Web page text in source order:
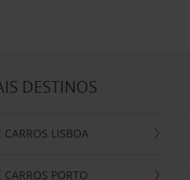
DESTINOS
CARROS LISBOA
CARROS PORTO